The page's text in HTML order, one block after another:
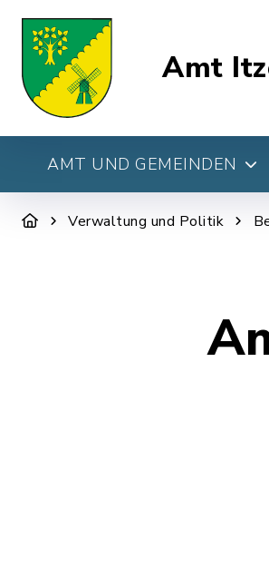
Amt
AMT UND GEMEINDEN
Verwaltung und Politik